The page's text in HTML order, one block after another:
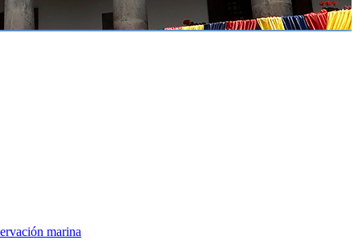
marina